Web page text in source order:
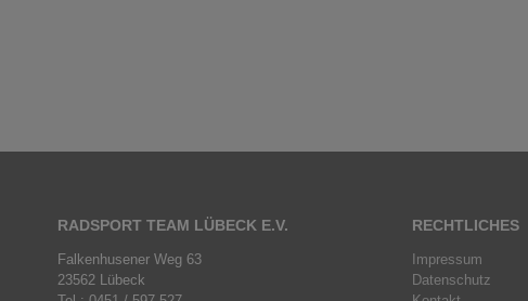
RADSPORT TEAM LÜBECK E.V.
Falkenhusener Weg 63
23562 Lübeck
RECHTLICHES
Impressum
Datenschutz